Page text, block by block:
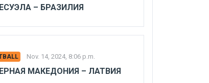
– БРАЗИЛИЯ
Nov. 14, 2024, 8:06 p.m.
МАКЕДОНИЯ – ЛАТВИЯ